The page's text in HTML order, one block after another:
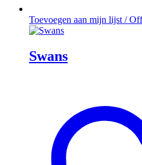
Toevoegen aan mijn lijst /
Swans